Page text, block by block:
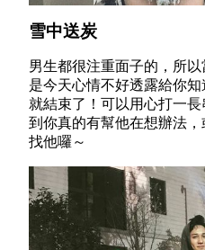
雪中送炭
男生都很注重面子的，所
是今天心情不好透露給你
就結束了！可以用心打一長
到你真的有幫他在想辦法
找他囉～